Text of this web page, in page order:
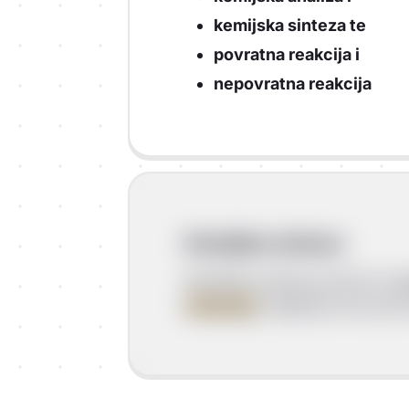
kemijska sinteza te
povratna reakcija i
nepovratna reakcija
Kemijska sinteza (izravno